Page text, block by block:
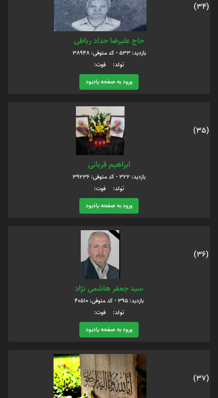
(34)
حاج علیرضا حداد رباطی
بازدید: 533 - کد متوفی: 38948
تولد: فوت:
ورود به صفحه یادبود
(35)
ابراهیم قربانی
بازدید: 322 - کد متوفی: 39236
تولد: فوت:
ورود به صفحه یادبود
(36)
سید جعفر هاشمی نژاد
بازدید: 395 - کد متوفی: 40510
تولد: فوت:
ورود به صفحه یادبود
(37)